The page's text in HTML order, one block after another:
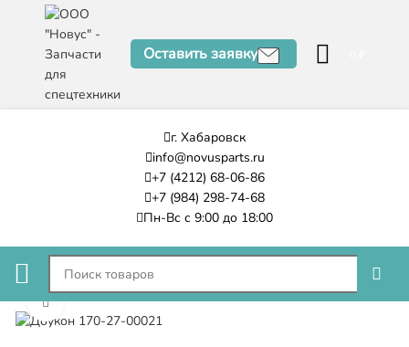
Оставить заявку
г. Хабаровск
info@novusparts.ru
+7 (4212) 68-06-86
+7 (984) 298-74-68
Пн-Вс с 9:00 до 18:00
Нажмите, чтобы увеличить